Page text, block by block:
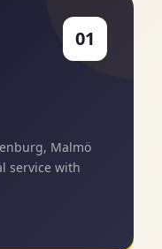
01
Malmö
service with